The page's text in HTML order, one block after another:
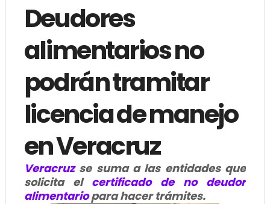
Deudores
alimentarios no
podrán tramitar
licencia de manejo
en Veracruz
Veracruzse suma a las entidades que
solicita el certificado de no deudor
alimentariopara hacer trámites.